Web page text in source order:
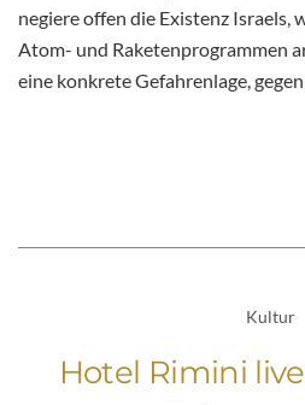
negiere offen die Existenz Israels,
Atom- und Raketenprogrammen
eine konkrete Gefahrenlage,
Kultur
Hotel Rimini